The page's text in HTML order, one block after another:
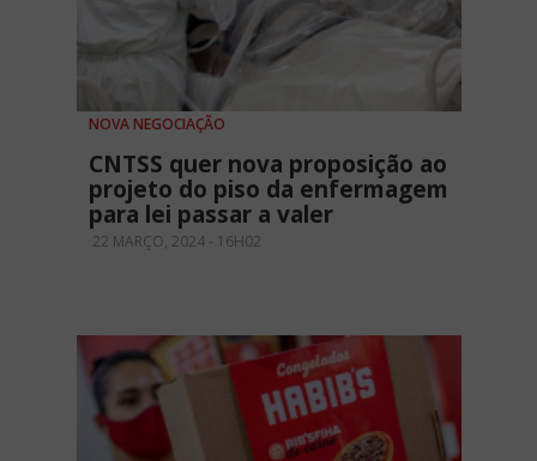
NOVA NEGOCIAÇÃO
CNTSS quer nova proposição ao
projeto do piso da enfermagem
para lei passar a valer
22 MARÇO, 2024 - 16H02